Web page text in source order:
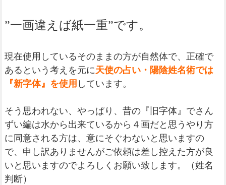
”一画違えば紙一重”です。
現在使用しているそのままの方が自然体で、正確で
あるという考えを元に天使の占い・陽陰姓名術では
『新字体』を使用 しています。
そう思われない、やっぱり、昔の『旧字体』でさん
ずい編は水から出来ているから４画だと思うやり方
に同意される方は、意にそぐわないと思いますの
で、申し訳ありませんがご依頼は差し控えた方が良
いと思いますのでよろしくお願い致します。（姓名
判断）